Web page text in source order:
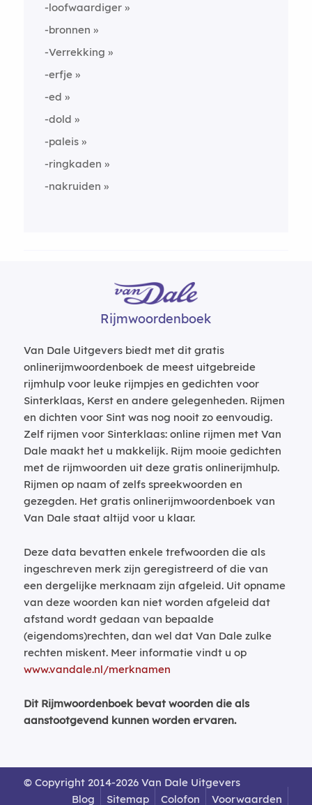
-loofwaardiger
-bronnen
-Verrekking
-erfje
-ed
-dold
-paleis
-ringkaden
-nakruiden
Rijmwoordenboek
Van Dale Uitgevers biedt met dit gratis
onlinerijmwoordenboek de meest uitgebreide
rijmhulp voor leuke rijmpjes en gedichten voor
Sinterklaas, Kerst en andere gelegenheden. Rijmen
en dichten voor Sint was nog nooit zo eenvoudig.
Zelf rijmen voor Sinterklaas: online rijmen met Van
Dale maakt het u makkelijk. Rijm mooie gedichten
met de rijmwoorden uit deze gratis onlinerijmhulp.
Rijmen op naam of zelfs spreekwoorden en
gezegden. Het gratis onlinerijmwoordenboek van
Van Dale staat altijd voor u klaar.
Deze data bevatten enkele trefwoorden die als
ingeschreven merk zijn geregistreerd of die van
een dergelijke merknaam zijn afgeleid. Uit opname
van deze woorden kan niet worden afgeleid dat
afstand wordt gedaan van bepaalde
(eigendoms)rechten, dan wel dat Van Dale zulke
rechten miskent. Meer informatie vindt u op
www.vandale.nl/merknamen
Dit Rijmwoordenboek bevat woorden die als
aanstootgevend kunnen worden ervaren.
© Copyright 2014-2026 Van Dale Uitgevers
Blog
Sitemap Colofon Voorwaarden